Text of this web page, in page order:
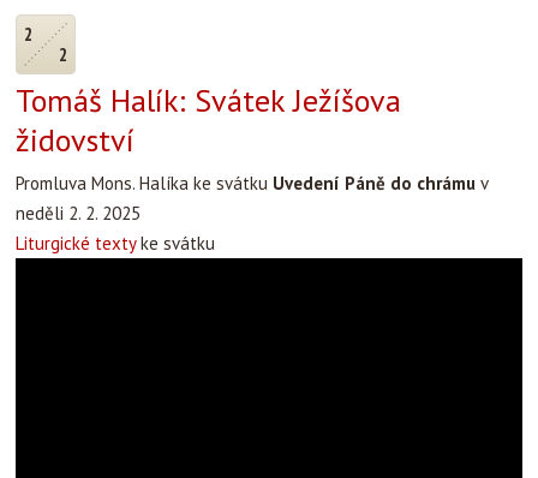
2
2
Tomáš Halík: Svátek Ježíšova
židovství
Promluva Mons. Halíka ke svátku Uvedení Páně do chrámu v
neděli 2. 2. 2025
Liturgické textyke svátku